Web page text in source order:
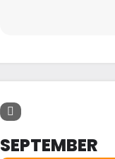
SEPTEMBER